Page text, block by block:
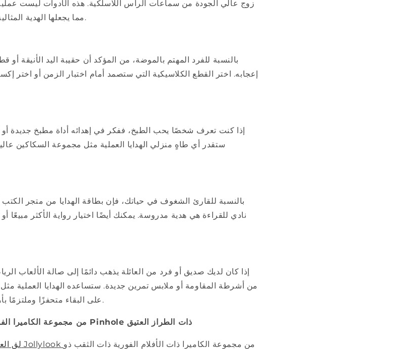
زوج عالي الجودة من سماعات الرأس اللاسلكية. هذه الأدوات ليست
مما يجعلها الهدية المثالية لعشاق التكنولوجيا في حياتك.
بالنسبة للفرد المهتم بالموضة، من المؤكد أن حقيبة اليد الأنيقة أو
إعجابه. اختر القطع الكلاسيكية التي ستصمد أمام اختبار الزمن أو اختر
إذا كنت تعرف شخصًا يحب الطبخ، ففكر في إهدائه أداة مطبخ جديدة
ستقدر أي طاهٍ منزلي الهدايا العملية مثل مجموعة السكاكين
بالنسبة للقارئ الشغوف في حياتك، فإن بطاقة الهدايا من متجر
نادي للقراءة هي هدية مدروسة. يمكنك أيضًا اختيار رواية الأكثر مبيعًا
إذا كان لديك صديق أو فرد من العائلة يذهب دائمًا إلى صالة الألعاب
من أشرطة المقاومة أو ملابس تمرين جديدة. ستساعده الهدايا العملية مثل
على البقاء متحفزًا وملتزمًا بأهداف اللياقة البدنية الخاصة به.
مجموعة بناء Jollylook من مجموعة الكاميرا الفورية Pinhole ذات الطراز العتيق
لق العنان لإبداعك مع مجموعة البناء Jollylook من مجموعة الكاميرا ذات الأفلام الفورية ذات الثقب ذو